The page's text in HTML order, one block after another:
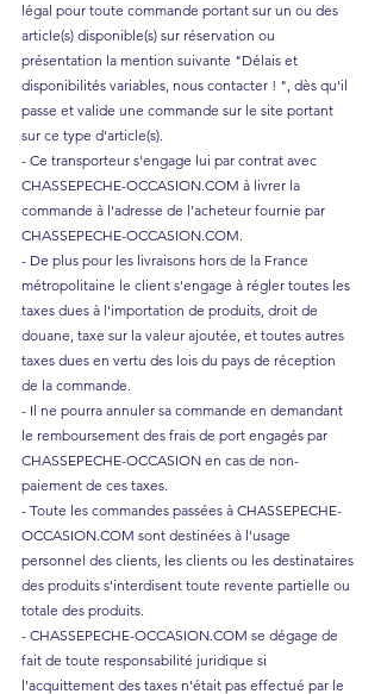
légal pour toute commande portant sur un ou des
article(s) disponible(s) sur réservation ou
présentation la mention suivante "Délais et
disponibilités variables, nous contacter ! ", dès qu'il
passe et valide une commande sur le site portant
sur ce type d'article(s).
- Ce transporteur s'engage lui par contrat avec
CHASSEPECHE-OCCASION.COM à livrer la
commande à l'adresse de l'acheteur fournie par
CHASSEPECHE-OCCASION.COM.
- De plus pour les livraisons hors de la France
métropolitaine le client s'engage à régler toutes les
taxes dues à l'importation de produits, droit de
douane, taxe sur la valeur ajoutée, et toutes autres
taxes dues en vertu des lois du pays de réception
de la commande.
- Il ne pourra annuler sa commande en demandant
le remboursement des frais de port engagés par
CHASSEPECHE-OCCASION en cas de non-
paiement de ces taxes.
- Toute les commandes passées à CHASSEPECHE-
OCCASION.COM sont destinées à l'usage
personnel des clients, les clients ou les destinataires
des produits s'interdisent toute revente partielle ou
totale des produits.
- CHASSEPECHE-OCCASION.COM se dégage de
fait de toute responsabilité juridique si
l'acquittement des taxes n'était pas effectué par le